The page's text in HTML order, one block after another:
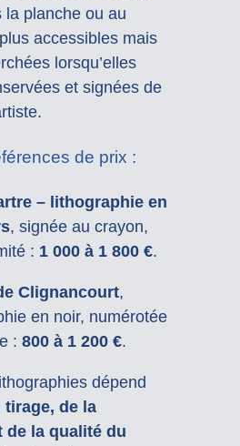
la planche ou au
accessibles mais
lorsqu’elles
et signées de
de prix :
– lithographie en
, signée au crayon,
: 1 000 à 1 800 €.
Clignancourt,
en noir, numérotée
: 800 à 1 200 €.
dépend
tirage, de la
de la qualité du